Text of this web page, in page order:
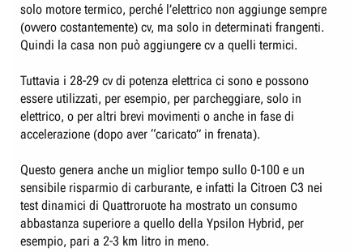
solo motore termico, perché l’elettrico non aggiunge sempre
(ovvero costantemente) cv, ma solo in determinati frangenti.
Quindi la casa non può aggiungere cv a quelli termici.
Tuttavia i 28-29 cv di potenza elettrica ci sono e possono
essere utilizzati, per esempio, per parcheggiare, solo in
elettrico, o per altri brevi movimenti o anche in fase di
accelerazione (dopo aver “caricato” in frenata).
Questo genera anche un miglior tempo sullo 0-100 e un
sensibile risparmio di carburante, e infatti la Citroen C3 nei
test dinamici di Quattroruote ha mostrato un consumo
abbastanza superiore a quello della Ypsilon Hybrid, per
esempio, pari a 2-3 km litro in meno.